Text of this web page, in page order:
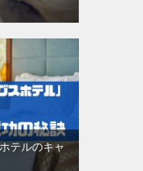
テルのキャ